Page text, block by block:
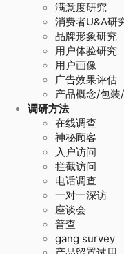
满意度研究
消费者U&A研
品牌形象研究
用户体验研究
用户画像
广告效果评估
产品概念/包装
调研方法
在线调查
神秘顾客
入户访问
拦截访问
电话调查
一对一深访
座谈会
普查
gang survey